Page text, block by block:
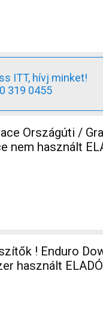
ITT, hívj minket!
319 0455
nem használt
! Enduro
használt ELADÓ